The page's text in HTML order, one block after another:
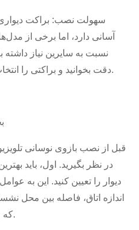
سهولت نصب: براکت
آسانی دارد، اما برخی از
نسبت به سایرین نیاز داشته
دقت بخوانید و براکتی را انتخاب کنید که نصب آن آسان باشد.
قبل از نصب بازوی نوسانی
در نظر بگیرید. اول، باید
دیوار را تعیین کنید. این به
اندازه اتاق، فاصله بین محل
که ممکن است جلوی دید را بگیرد.
×
×